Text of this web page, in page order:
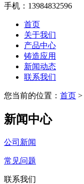
手机：13984832596
首页
关于我们
产品中心
铸造应用
新闻动态
联系我们
您当前的位置： 首页 >
新闻中心
公司新闻
常见问题
联系我们